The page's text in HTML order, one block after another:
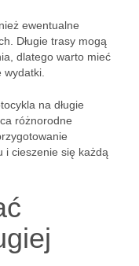
ewentualne
Długie trasy mogą
dlatego warto mieć
na długie
różnorodne
i cieszenie się każdą